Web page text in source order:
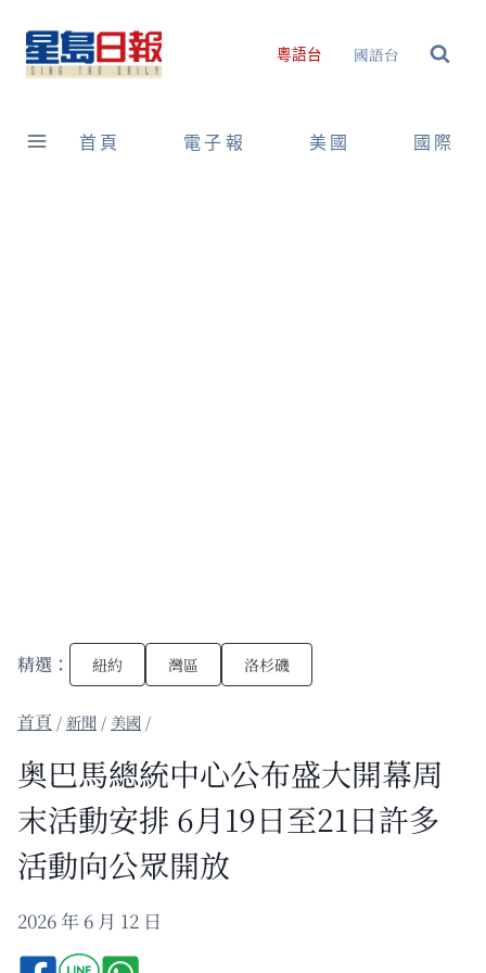
content
粵語台 國語台
首頁 電子報 美國 國際
精選： 紐約 灣區 洛杉磯
/新聞 / 美國 /
奥巴馬總統中心公布盛大開幕周
末活動安排 6月19日至21日許多
活動向公眾開放
2026 年 6 月 12 日